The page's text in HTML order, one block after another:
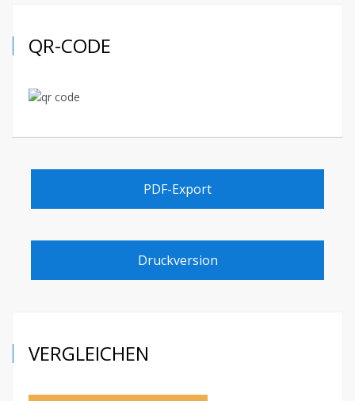
QR-CODE
PDF-Export
Druckversion
VERGLEICHEN